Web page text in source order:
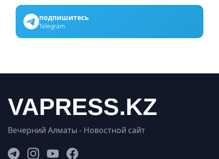
подпишитесь
Telegram
Вечерний Алматы - Новостной сайт